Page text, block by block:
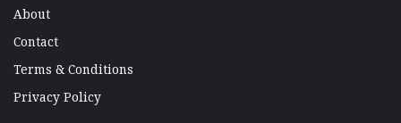
About
Contact
Terms & Conditions
Privacy Policy